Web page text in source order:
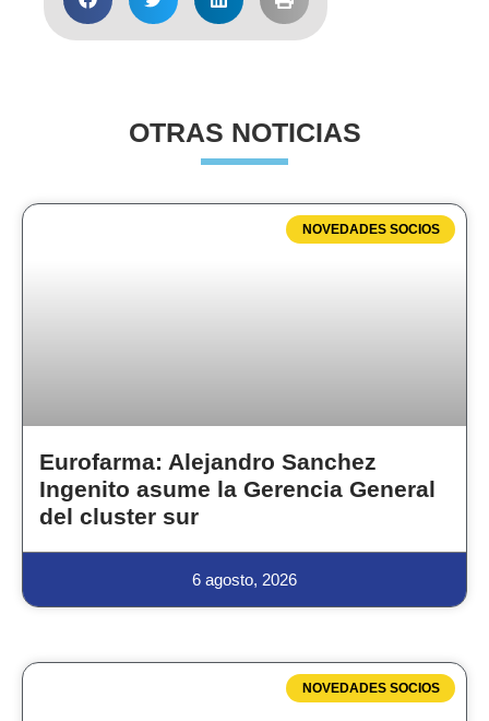
OTRAS NOTICIAS
NOVEDADES SOCIOS
Eurofarma: Alejandro Sanchez
Ingenito asume la Gerencia General
del cluster sur
6 agosto, 2026
NOVEDADES SOCIOS